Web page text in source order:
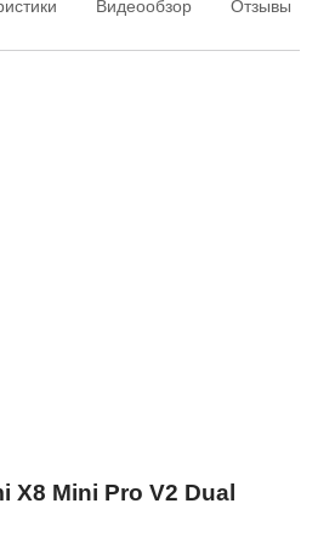
Видеообзор Отзывы
X8 Mini Pro V2 Dual